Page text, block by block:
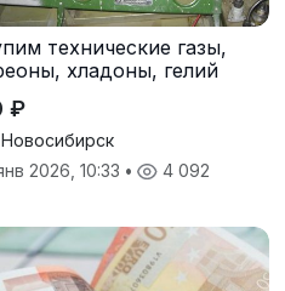
технические газы,
хладоны, гелий
₽
Новосибирск
2026, 10:33 • 4 092